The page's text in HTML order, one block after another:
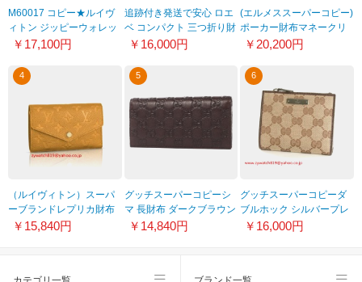
M60017 コピー★ルイヴ
ィトン ジッピーウォレッ
ト 偽物★モノグラム ルイ
￥17,100円
追跡付き発送で安心 ロエ
ベ コンパクト 三つ折り財
布 偽物124.12.S86
￥16,000円
(エルメススーパーコピー)
ポーカー財布マネークリ
ップ付き２つ折り カー
￥20,200円
4
（ルイヴィトン）スーパ
ーブランドレプリカ財布
新しい夏m60410
￥15,840円
5
グッチスーパーコピーシ
マ 長財布 ダークブラウン
245911AA61R2019
￥14,840円
6
グッチスーパーコピーダ
ブルホック シルバープレ
ート 二つ折財布
￥16,000円